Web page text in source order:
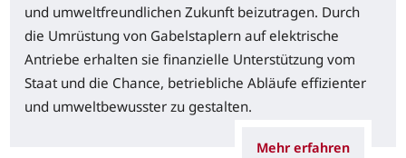
und umweltfreundlichen Zukunft beizutragen. Durch
die Umrüstung von Gabelstaplern auf elektrische
Antriebe erhalten sie finanzielle Unterstützung vom
Staat und die Chance, betriebliche Abläufe effizienter
und umweltbewusster zu gestalten.
Mehr erfahren